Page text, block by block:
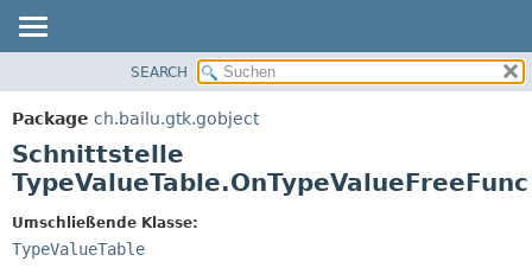
PACKAGE
KLASSE
BAUM
INDEX
SEARCH
Package ch.bailu.gtk.gobject
Schnittstelle
TypeValueTable.OnTypeValueFreeFunc
Umschließende Klasse:
TypeValueTable